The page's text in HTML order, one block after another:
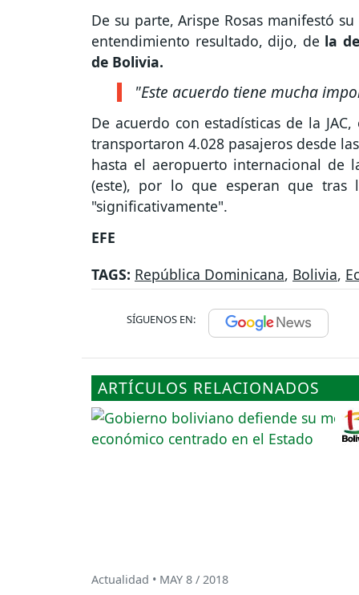
De su parte, Arispe Rosas manifestó
entendimiento resultado, dijo, de la
de Bolivia.
"Este acuerdo tiene mucha
De acuerdo con estadísticas de la
transportaron 4.028 pasajeros desde
hasta el aeropuerto internacional de
(este), por lo que esperan que tras
"significativamente".
EFE
TAGS: República Dominicana, Bolivia,
SÍGUENOS EN:
ARTÍCULOS RELACIONADOS
Actualidad • MAY 8 / 2018